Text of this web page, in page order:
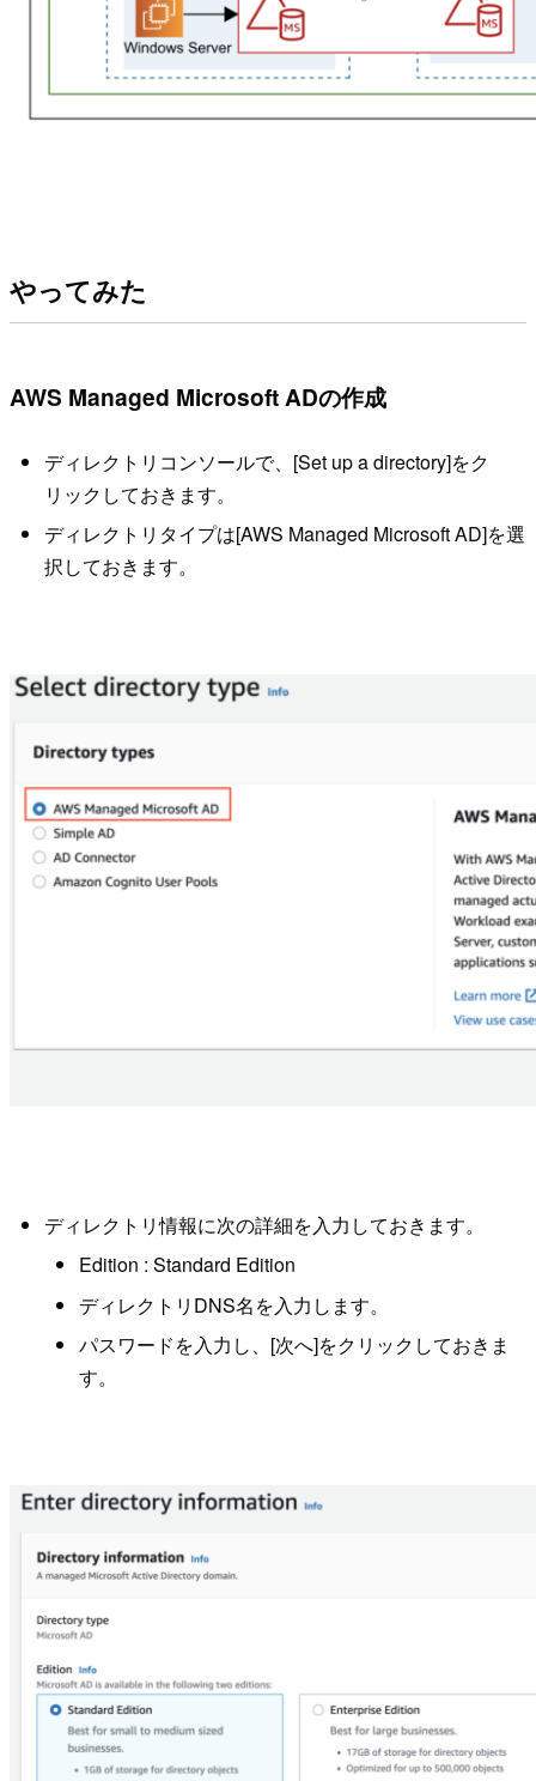
やってみた
AWS Managed Microsoft ADの作成
ディレクトリコンソールで、[Set up a directory]をク
リックしておきます。
ディレクトリタイプは[AWS Managed Microsoft AD]を選
択しておきます。
ディレクトリ情報に次の詳細を入力しておきます。
Edition : Standard Edition
ディレクトリDNS名を入力します。
パスワードを入力し、[次へ]をクリックしておきま
す。